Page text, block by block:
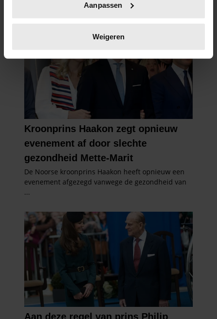
scannen op specifieke eigenschappen (fingerprinting)
verwerkt en stel uw voorkeuren in het
intrekken in de Cookieverklaring.
We gebruiken cookies om content en advertenties te
personaliseren, om functies voor social media te bieden
en om ons websiteverkeer te analyseren. Ook delen we
informatie over uw gebruik van onze site met onze
partners voor social media, adverteren en analyse. Deze
partners kunnen deze gegevens combineren met andere
verzameld op basis van uw gebruik van hun services. U
gaat akkoord met onze cookies als u onze website blijft
gebruiken.
Aanpassen
Weigeren